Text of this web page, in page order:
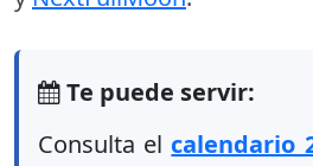
Te puede servir:
Consulta el calendario